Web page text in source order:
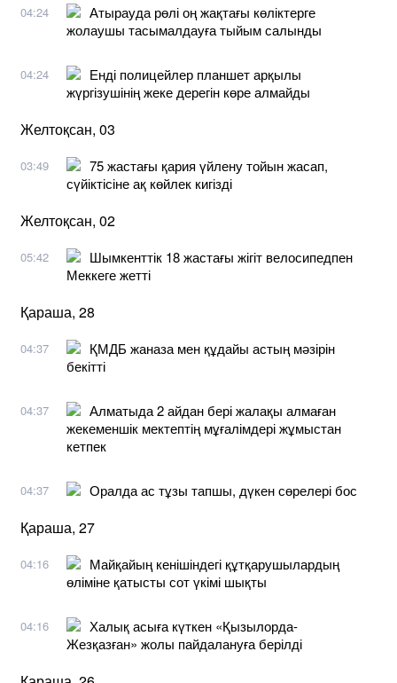
04:24
Атырауда рөлі оң жақтағы көліктерге
жолаушы тасымалдауға тыйым салынды
04:24
Енді полицейлер планшет арқылы
жүргізушінің жеке дерегін көре алмайды
Желтоқсан, 03
03:49
75 жастағы қария үйлену тойын жасап,
сүйіктісіне ақ көйлек кигізді
Желтоқсан, 02
05:42
Шымкенттік 18 жастағы жігіт велосипедпен
Меккеге жетті
Қараша, 28
04:37
ҚМДБ жаназа мен құдайы астың мәзірін
бекітті
04:37
Алматыда 2 айдан бері жалақы алмаған
жекеменшік мектептің мұғалімдері жұмыстан
кетпек
04:37 Оралда ас тұзы тапшы, дүкен сөрелері бос
Қараша, 27
04:16
Майқайың кенішіндегі құтқарушылардың
өліміне қатысты сот үкімі шықты
04:16
Халық асыға күткен «Қызылорда-
Жезқазған» жолы пайдалануға берілді